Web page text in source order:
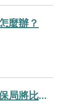
麼辦？
勞、就保及勞退薪資被低報，勞保局將比對財稅薪資資料逕行調高。